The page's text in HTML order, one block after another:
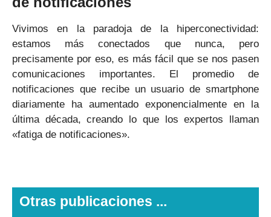
Vivimos en la paradoja de la hiperconectividad:
estamos más conectados que nunca, pero
precisamente por eso, es más fácil que se nos pasen
comunicaciones importantes. El promedio de
notificaciones que recibe un usuario de smartphone
diariamente ha aumentado exponencialmente en la
última década, creando lo que los expertos llaman
«fatiga de notificaciones».
Otras publicaciones ...